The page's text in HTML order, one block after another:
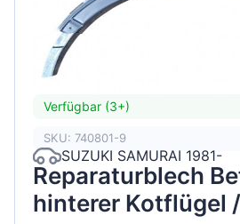
Verfügbar (3+)
SKU: 740801-9
SUZUKI SAMURAI 1981-
Reparaturblech
hinterer Kotflügel